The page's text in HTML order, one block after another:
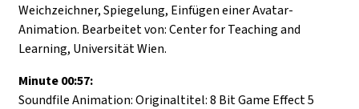
Weichzeichner, Spiegelung, Einfügen einer Avatar-
Animation. Bearbeitet von: Center for Teaching and
Learning, Universität Wien.
Minute 00:57:
Soundfile Animation: Originaltitel: 8 Bit Game Effect 5